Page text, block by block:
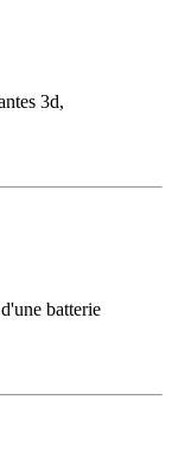
3d,
batterie